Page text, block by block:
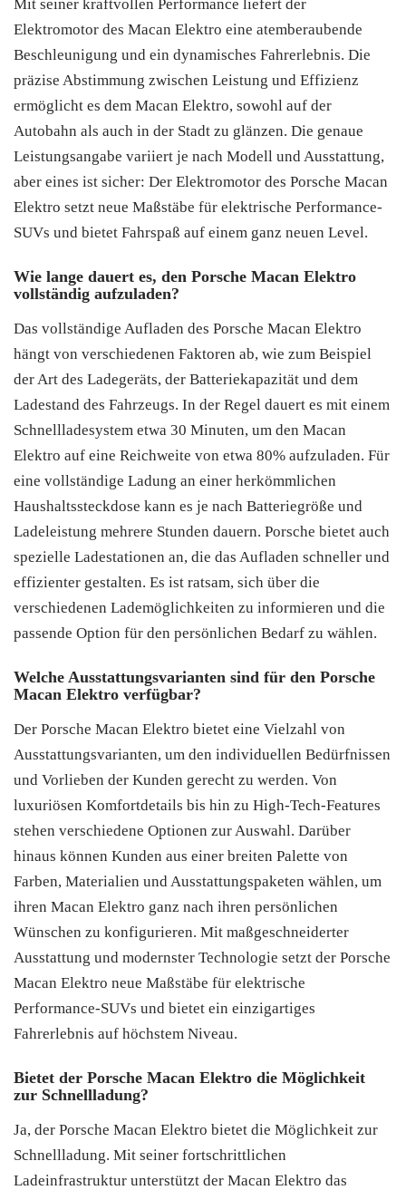
Mit seiner kraftvollen Performance liefert der
Elektromotor des Macan Elektro eine atemberaubende
Beschleunigung und ein dynamisches Fahrerlebnis. Die
präzise Abstimmung zwischen Leistung und Effizienz
ermöglicht es dem Macan Elektro, sowohl auf der
Autobahn als auch in der Stadt zu glänzen. Die genaue
Leistungsangabe variiert je nach Modell und Ausstattung,
aber eines ist sicher: Der Elektromotor des Porsche Macan
Elektro setzt neue Maßstäbe für elektrische Performance-
SUVs und bietet Fahrspaß auf einem ganz neuen Level.
Wie lange dauert es, den Porsche Macan Elektro
vollständig aufzuladen?
Das vollständige Aufladen des Porsche Macan Elektro
hängt von verschiedenen Faktoren ab, wie zum Beispiel
der Art des Ladegeräts, der Batteriekapazität und dem
Ladestand des Fahrzeugs. In der Regel dauert es mit einem
Schnellladesystem etwa 30 Minuten, um den Macan
Elektro auf eine Reichweite von etwa 80% aufzuladen. Für
eine vollständige Ladung an einer herkömmlichen
Haushaltssteckdose kann es je nach Batteriegröße und
Ladeleistung mehrere Stunden dauern. Porsche bietet auch
spezielle Ladestationen an, die das Aufladen schneller und
effizienter gestalten. Es ist ratsam, sich über die
verschiedenen Lademöglichkeiten zu informieren und die
passende Option für den persönlichen Bedarf zu wählen.
Welche Ausstattungsvarianten sind für den Porsche
Macan Elektro verfügbar?
Der Porsche Macan Elektro bietet eine Vielzahl von
Ausstattungsvarianten, um den individuellen Bedürfnissen
und Vorlieben der Kunden gerecht zu werden. Von
luxuriösen Komfortdetails bis hin zu High-Tech-Features
stehen verschiedene Optionen zur Auswahl. Darüber
hinaus können Kunden aus einer breiten Palette von
Farben, Materialien und Ausstattungspaketen wählen, um
ihren Macan Elektro ganz nach ihren persönlichen
Wünschen zu konfigurieren. Mit maßgeschneiderter
Ausstattung und modernster Technologie setzt der Porsche
Macan Elektro neue Maßstäbe für elektrische
Performance-SUVs und bietet ein einzigartiges
Fahrerlebnis auf höchstem Niveau.
Bietet der Porsche Macan Elektro die Möglichkeit
zur Schnellladung?
Ja, der Porsche Macan Elektro bietet die Möglichkeit zur
Schnellladung. Mit seiner fortschrittlichen
Ladeinfrastruktur unterstützt der Macan Elektro das